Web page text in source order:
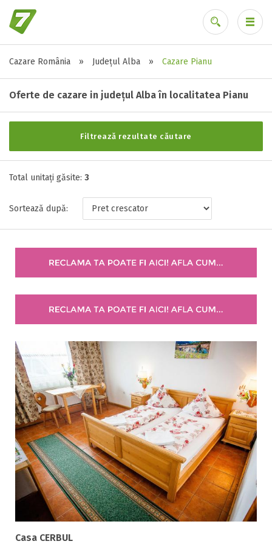
Cazare România » Județul Alba » Cazare Pianu
Oferte de cazare in județul Alba în localitatea Pianu
Filtrează rezultate căutare
Alte tipuri de unități
Toate tipurile de unitati de cazari
Pensiune ( 1 )
1 stea / margareta
2 stele / margarete
4 stele / margarete
5 stele / margarete
Selecteaza pretul
Pret: LEI
Facilități
Internet wireless
Parcare
Plata cu cardul
Restaurant
All inclusive
Pensiune completa
Demipensiune
Mic dejun
Total unitați găsite: 3
Sortează după:
Casa CERBUL